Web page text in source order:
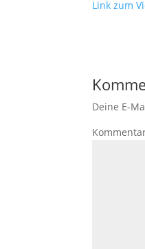
Link zum
Deine E-